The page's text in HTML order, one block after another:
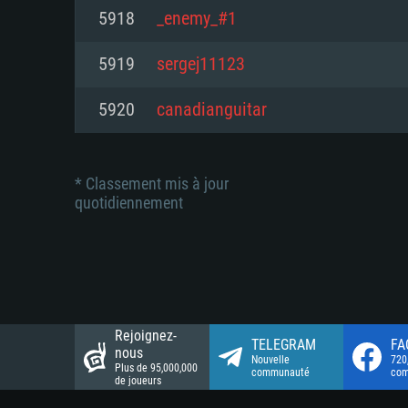
Disque dur: 23.1 Go (client
Disque dur: 62,2 Go (client
Connection: Connexion
Disque dur: 62,2 Go (client
5918 _enemy_#1
5919 sergej11123
5920 canadianguitar
* Classement mis à jour
quotidiennement
Rejoignez-
nous
Plus de 95,000,000
de joueurs
TELEGRAM
Nouvelle
communauté